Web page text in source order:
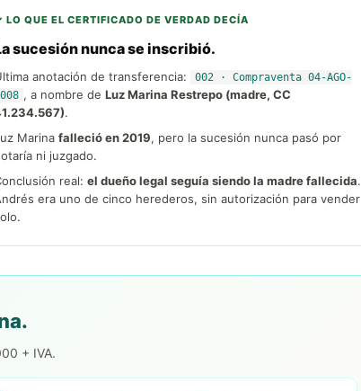
LO QUE EL CERTIFICADO DE VERDAD DECÍA
sucesión nunca se inscribió.
anotación de transferencia:
002 · Compraventa 04-AGO-
, a nombre de Luz Marina Restrepo (madre, CC
.
Marina falleció en 2019, pero la sucesión nunca pasó por
ni juzgado.
real: el dueño legal seguía siendo la madre fallecida.
era uno de cinco herederos, sin autorización para vender
+ IVA.